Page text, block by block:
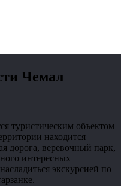
Чемал
туристическим объектом
находится
дорога, веревочный парк,
интересных
экскурсией по